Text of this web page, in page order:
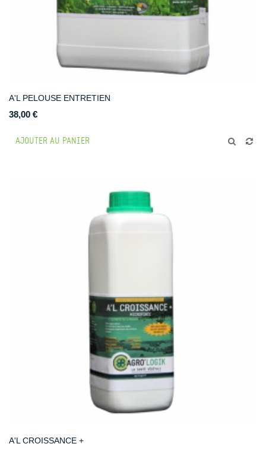
A'L PELOUSE ENTRETIEN
38,00 €
AJOUTER AU PANIER
A'L CROISSANCE +